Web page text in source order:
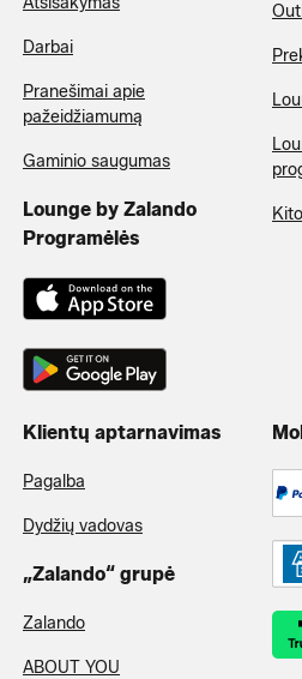
Darbai
Pranešimai apie
pažeidžiamumą
Gaminio saugumas
Lounge by Zalando
Programėlės
Klientų aptarnavimas
Pagalba
Dydžių vadovas
„Zalando“ grupė
Zalando
ABOUT YOU